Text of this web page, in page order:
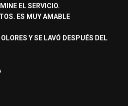
EL SERVICIO.
ES MUY AMABLE
Y SE LAVÓ DESPUÉS DEL